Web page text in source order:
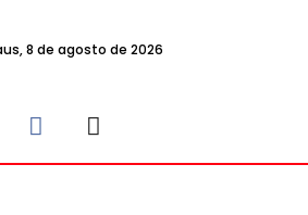
8 de agosto de 2026